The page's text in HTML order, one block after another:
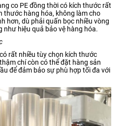
co PE đồng thời có kích thước rất
thước hàng hóa, không làm cho
hơn, dù phải quấn bọc nhiều vòng
như hiệu quả bảo vệ hàng hóa.
rất nhiều tùy chọn kích thước
chí còn có thể đặt hàng sản
để đảm bảo sự phù hợp tối đa với